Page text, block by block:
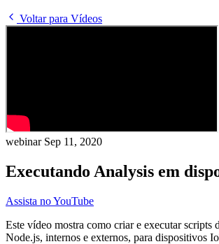
Voltar para Vídeos
webinar Sep 11, 2020
Executando Analysis em
Assista no YouTube
Este vídeo mostra como criar e executar scripts
Node.js, internos e externos, para dispositivos